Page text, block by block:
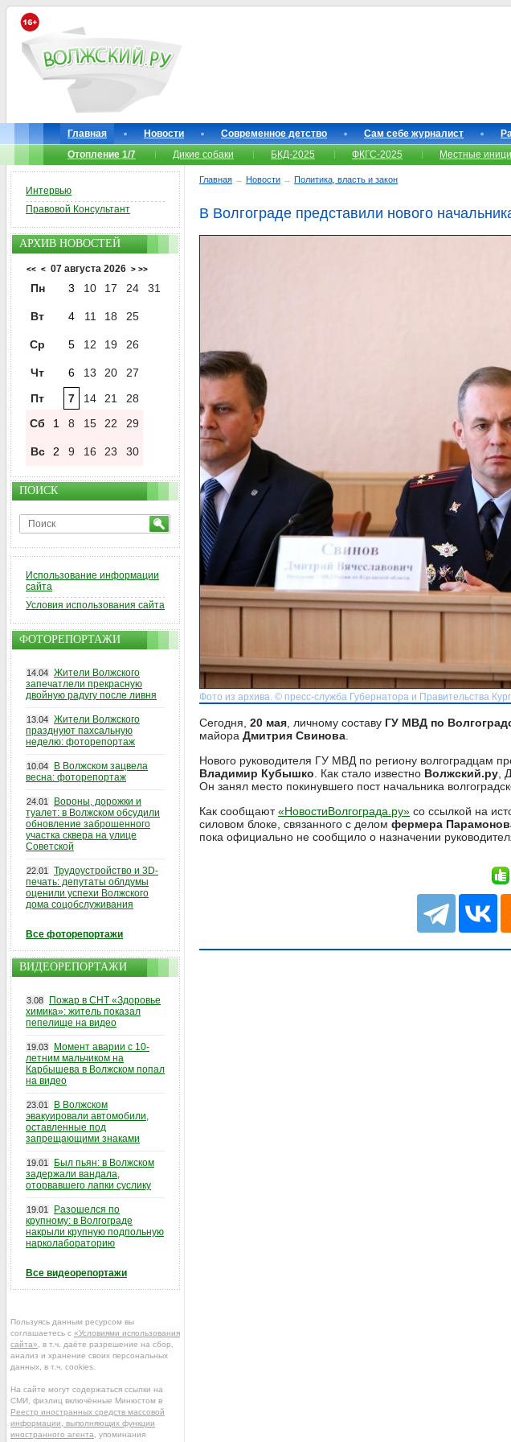
Главная Новости Современное детство Сам себе журналист
Отопление 1/7
Дикие собаки БКД-2025 ФКГС-2025 Местные
Главная → Новости → Политика, власть и закон
В Волгограде представили нового
Фото из архива. © пресс-служба Губернатора и Правительства
Сегодня, 20 мая , личному составу ГУ МВД по
майора Дмитрия Свинова
Нового руководителя ГУ МВД по региону волгоградцам
Владимир Кубышко . Как стало известно Волжский.ру ,
Он занял место покинувшего пост начальника
Как сообщают«НовостиВолгограда.ру» со ссылкой на
силовом блоке, связанного с делом фермера
пока официально не сообщило о назначении
Интервью
Правовой Консультант
АРХИВ НОВОСТЕЙ
<< < 07 августа 2026 > >>
Пн 3 10 17 24 31
Вт 4 11 18 25
Ср 5 12 19 26
Чт 6 13 20
27
Пт
7 14 21
28
Сб
1 8 15 22 29
Вс 2 9 16 23 30
ПОИСК
Использование информации
сайта
Условия использования сайта
ФОТОРЕПОРТАЖИ
14.04 Жители Волжского
запечатлели прекрасную
двойную радугу после ливня
13.04 Жители Волжского
празднуют пахсальную
неделю: фоторепортаж
10.04
В Волжском зацвела
весна: фоторепортаж
24.01
Вороны, дорожки и
туалет: в Волжском обсудили
обновление заброшенного
участка сквера на улице
Советской
22.01
Трудоустройство и 3D-
печать: депутаты облдумы
оценили успехи Волжского
дома соцобслуживания
Все фоторепортажи
ВИДЕОРЕПОРТАЖИ
3.08
Пожар в СНТ «Здоровье
химика»: житель показал
пепелище на видео
19.03
Момент аварии с 10-
летним мальчиком на
Карбышева в Волжском попал
на видео
23.01
В Волжском
эвакуировали автомобили,
оставленные под
запрещающими знаками
19.01
Был пьян: в Волжском
задержали вандала,
оторвавшего лапки суслику
19.01
Разошелся по
крупному: в Волгограде
накрыли крупную подпольную
нарколабораторию
Все видеорепортажи
Пользуясь данным ресурсом вы
соглашаетесь с «Условиями использования
сайта» , в т.ч. даёте разрешение на сбор,
анализ и хранение своих персональных
данных, в т.ч. cookies.
На сайте могут содержаться ссылки на
СМИ, физлиц включённые Минюстом в
Реестр иностранных средств массовой
информации, выполняющих функции
иностранного агента , упоминания